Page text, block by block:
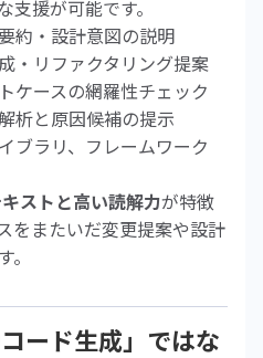
支援が可能です。
約・設計意図の説明
・リファクタリング提案
ケースの網羅性チェック
析と原因候補の提示
ブラリ、フレームワーク
ストと高い読解力が特徴
をまたいだ変更提案や設計
ード生成」ではな